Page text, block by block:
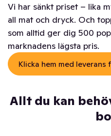
Vi har sänkt priset – lika
all mat och dryck. Och
som alltid ger dig 500
marknadens lägsta pris.
Klicka hem med leverans
Allt du kan